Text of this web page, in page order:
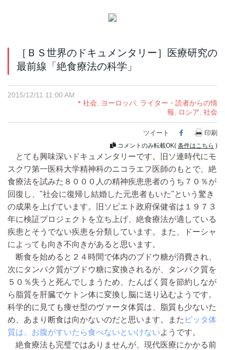
［ＢＳ世界のドキュメンタリー］医療研究の
最前線「絶食療法の科学」
2015/12/11 11:00 AM
＊社会
ヨーロッパ ライター・読者からの情
報
ロシア 社会
ツイート Facebook
印刷
コメントのみ転載OK( 条件はこちら )
とても興味深いドキュメンタリーです。旧ソ連時代にモ
スクワ第一医科大学精神科のニコラエフ医師のもとで、絶
食療法を試みた８０００人の精神疾患患者のうち７０％が
回復し、"社会に復帰し結婚した元患者もいた"という驚き
の成果を上げています。旧ソビエト政府保健省は１９７３
年に検証プロジェクトを立ち上げ、絶食療法が適している
疾患とそうでない疾患を分類しています。また、ドーシャ
によっても向き不向きがあると思います。
断食を始めると２４時間で体内のブドウ糖が消費され、
次にタンパク質がブドウ糖に変換されるが、タンパク質を
５０％失うと死んでしまうため、たんぱく質を節約しなが
ら脂質を肝臓でケトン体に変換し脳に送り込むようです。
科学的に見ても痩せ型のヴァータ体質は、脂質も少ないた
め、あまり断食は向かないのだと思います。また ピッタ体
質は、お腹がすいたら食べないといけないようです。
絶食療法も完璧ではありませんが、現代医療にかかる前